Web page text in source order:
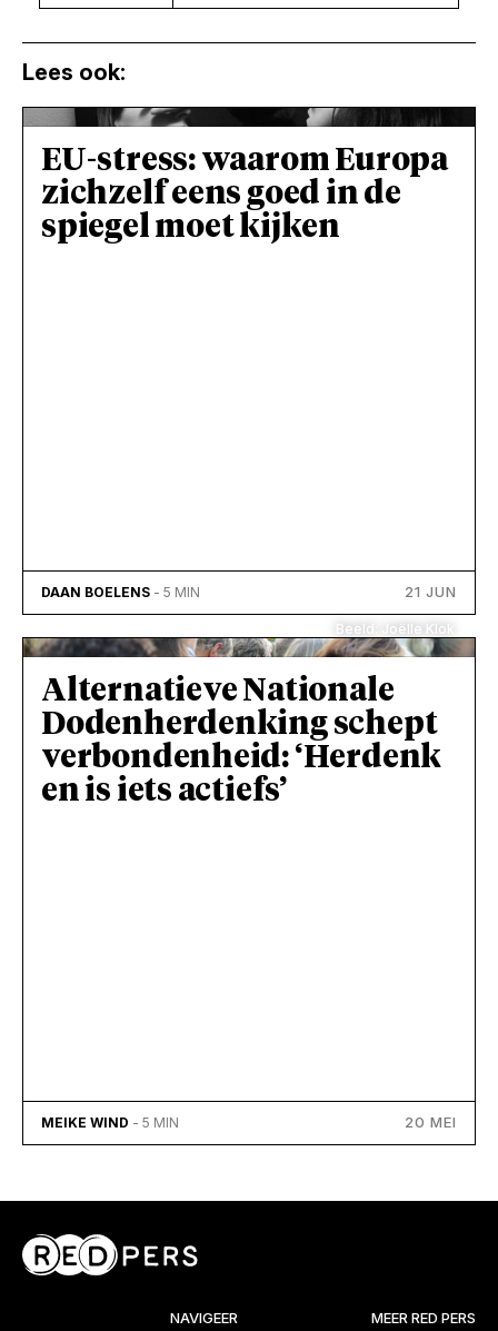
Lees ook:
EU-stress: waarom Europa
zichzelf eens goed in de
spiegel moet kijken
DAAN BOELENS - 5 MIN 21 JUN
Beeld: Joëlle Klok
Alternatieve Nationale
Dodenherdenking schept
verbondenheid: ‘Herdenk
en is iets actiefs’
MEIKE WIND - 5 MIN 20 MEI
NAVIGEER MEER RED PERS